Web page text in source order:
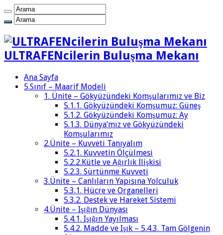
ULTRAFENcilerin Buluşma Mekanı
Ana Sayfa
5.Sınıf – Maarif Modeli
1. Ünite – Gökyüzündeki Komşularımız ve Biz
5.1.1. Gökyüzündeki Komşumuz: Güneş
5.1.2. Gökyüzündeki Komşumuz: Ay
5.1.3. Dünya’mız ve Gökyüzündeki
Komşularımız
2.Ünite – Kuvveti Tanıyalım
5.2.1. Kuvvetin Ölçülmesi
5.2.2.Kütle ve Ağırlık İlişkisi
5.2.3. Sürtünme Kuvveti
3.Ünite – Canlıların Yapısına Yolculuk
5.3.1. Hücre ve Organelleri
5.3.2. Destek ve Hareket Sistemi
4.Ünite – Işığın Dünyası
5.4.1. Işığın Yayılması
5.4.2. Madde ve Işık – 5.4.3. Tam Gölgenin